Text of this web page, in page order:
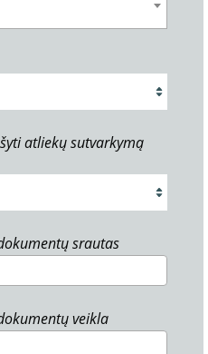
atliekų sutvarkymą
srautas
veikla